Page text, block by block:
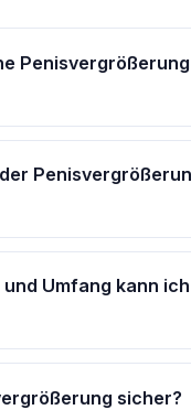
Umfang kann ich
sicher?